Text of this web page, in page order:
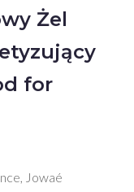
Żel
for
Jowaé